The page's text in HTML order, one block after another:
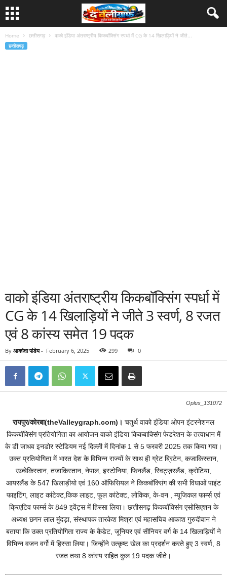
Home छत्तीसगढ़ वाको इंडिया अंतराष्ट्रीय किकबॉक्सिंग स्पर्धा में CG के 14 खिलाड़ियों ने जीते...
छत्तीसगढ़
वाको इंडिया अंतराष्ट्रीय किकबॉक्सिंग स्पर्धा में
CG के 14 खिलाड़ियों ने जीते 3 स्वर्ण, 8 रजत
एवं 8 कांस्य समेत 19 पदक
By आकांक्षा पांडेय- February 6, 2025 299 0
Oplus_131072
रायपुर/कोरबा(theValleygraph.com)। चतुर्थ वाको इंडिया ओपन इंटरनेशनल
किकबॉक्सिंग प्रतियोगिता का आयोजन वाको इंडिया किकबाक्सिंग फेडरेशन के तत्वाधान में
के डी जाधव इनडोर स्टेडियम नई दिल्ली में दिनांक 1 से 5 फरवरी 2025 तक किया गया।
उक्त प्रतियोगिता में भारत देश के विभिन्न राज्यों के साथ ही ग्रेट ब्रिटेन, कजाकिस्तान,
उज़्बेकिस्तान, तजाकिस्तान, नेपाल, इस्टोनिया, फिनलैंड, स्विट्ज़रलैंड, क्रोटिया,
आयरलैंड के 547 खिलाड़ीयो एवं 160 ऑफिसियल ने किकबॉक्सिंग की सभी विधाओं पाइंट
फाइटिंग, लाइट कांटेक्ट,किक लाइट, फूल कांटेक्ट, लोकिक, के-वन , म्यूजिकल फार्म्स एवं
क्रिएटिव फार्म्स के 849 इवेंट्स में हिस्सा लिया। छत्तीसगढ़ किकबॉक्सिंग एसोसिएशन के
अध्यक्ष छगन लाल मुंदड़ा, संस्थापक तारकेश मिश्रा एवं महासचिव आकाश गुरुदीवान ने
बताया कि उक्त प्रतियोगिता राज्य के कैडेट, जूनियर एवं सीनियर वर्ग के 14 खिलाड़ियों ने
विभिन्न वजन वर्गो में हिस्सा लिया। जिन्होंने उत्कृष्ट खेल का प्रदर्शन करते हुए 3 स्वर्ण, 8
रजत तथा 8 कांस्य सहित कुल 19 पदक जीते।